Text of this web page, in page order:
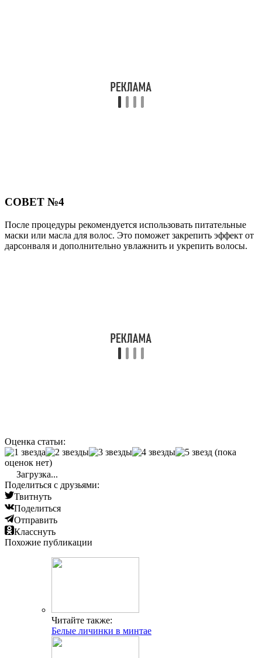
СОВЕТ №4
После процедуры рекомендуется использовать питательные
маски или масла для волос. Это поможет закрепить эффект от
дарсонваля и дополнительно увлажнить и укрепить волосы.
Оценка статьи:
(пока
оценок нет)
Загрузка...
Поделиться с друзьями:
Твитнуть
Поделиться
Отправить
Класснуть
Похожие публикации
Читайте также:
Белые личинки в минтае